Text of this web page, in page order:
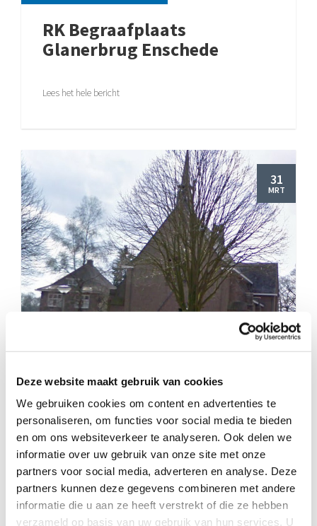
Deze website maakt gebruik van cookies
We gebruiken cookies om content en advertenties te
personaliseren, om functies voor social media te bieden
en om ons websiteverkeer te analyseren. Ook delen we
informatie over uw gebruik van onze site met onze
partners voor social media, adverteren en analyse. Deze
partners kunnen deze gegevens combineren met andere
informatie die u aan ze heeft verstrekt of die ze hebben
verzameld op basis van uw gebruik van hun services. U
RK Begraafplaats
Glanerbrug Enschede
Lees het hele bericht
31
MRT
RK begraafplaats Boekelo
Enschede